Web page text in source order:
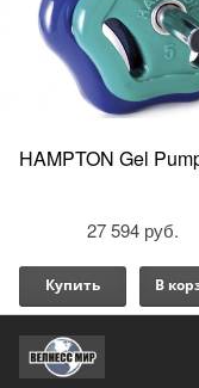
Только система
максимальных
стандартов
компании
TMполностью
HAMPTON Gel
27 594 руб.
Купить В